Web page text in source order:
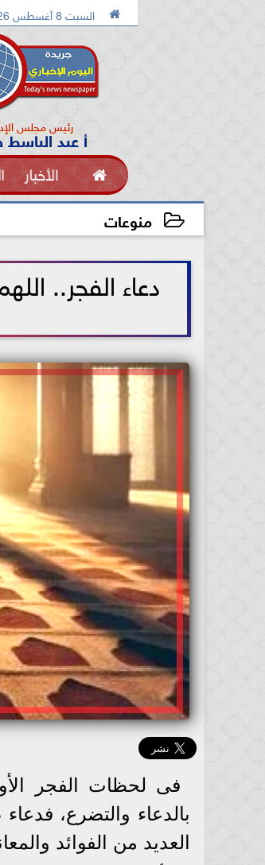
 السبت 8 أغسطس 2026
الدكتور محمد الصريدي يكشف المخطط الجديد
رئيس مجلس
أ عبد الباسط
 الأخبار
منوعات
دعاء الفجر..
فى لحظات الفجر
بالدعاء والتضرع،
العديد من الفوائد